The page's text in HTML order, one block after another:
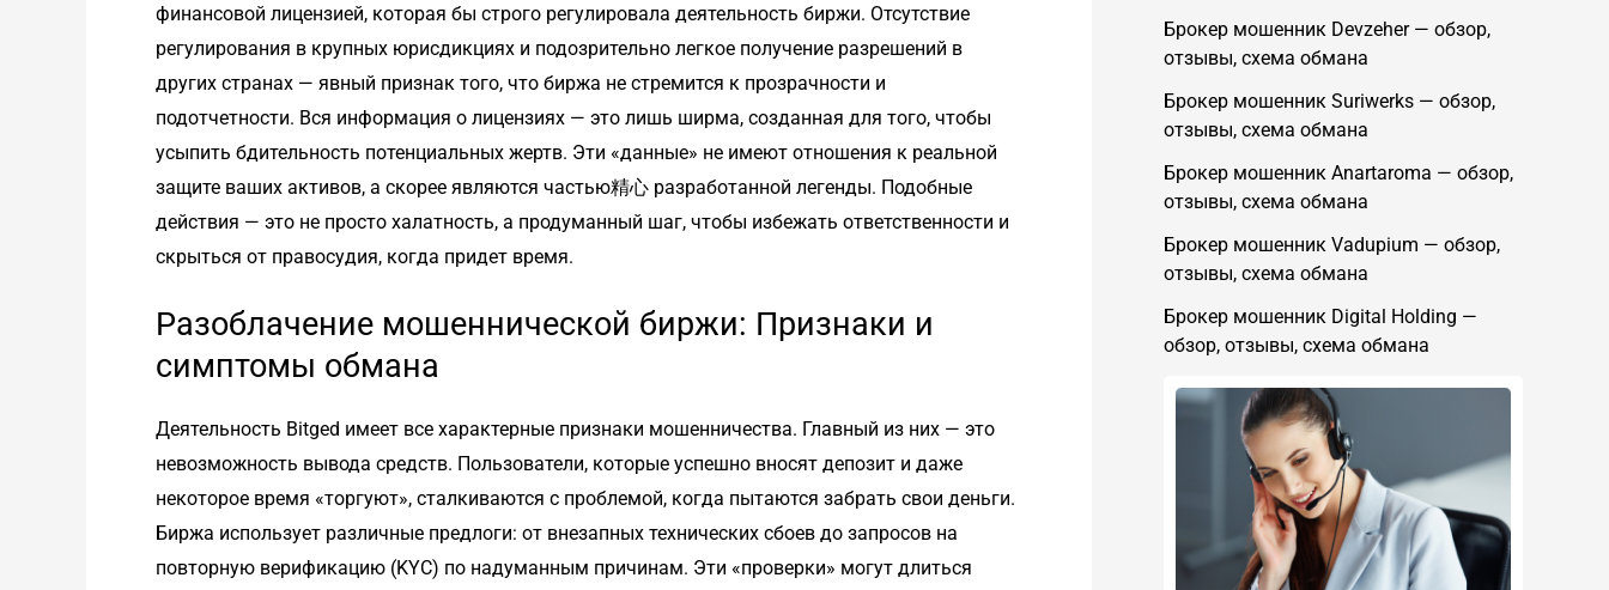
финансовой лицензией, которая бы строго регулировала деятельность биржи. Отсутствие
регулирования в крупных юрисдикциях и подозрительно легкое получение разрешений в
других странах — явный признак того, что биржа не стремится к прозрачности и
подотчетности. Вся информация о лицензиях — это лишь ширма, созданная для того, чтобы
усыпить бдительность потенциальных жертв. Эти «данные» не имеют отношения к реальной
защите ваших активов, а скорее являются частью精心 разработанной легенды. Подобные
действия — это не просто халатность, а продуманный шаг, чтобы избежать ответственности и
скрыться от правосудия, когда придет время.
Разоблачение мошеннической биржи: Признаки и
симптомы обмана
Деятельность Bitged имеет все характерные признаки мошенничества. Главный из них — это
невозможность вывода средств. Пользователи, которые успешно вносят депозит и даже
некоторое время «торгуют», сталкиваются с проблемой, когда пытаются забрать свои деньги.
Биржа использует различные предлоги: от внезапных технических сбоев до запросов на
повторную верификацию (KYC) по надуманным причинам. Эти «проверки» могут длиться
Брокер мошенник Devzeher — обзор,
отзывы, схема обмана
Брокер мошенник Suriwerks — обзор,
отзывы, схема обмана
Брокер мошенник Anartaroma — обзор,
отзывы, схема обмана
Брокер мошенник Vadupium — обзор,
отзывы, схема обмана
Брокер мошенник Digital Holding —
обзор, отзывы, схема обмана